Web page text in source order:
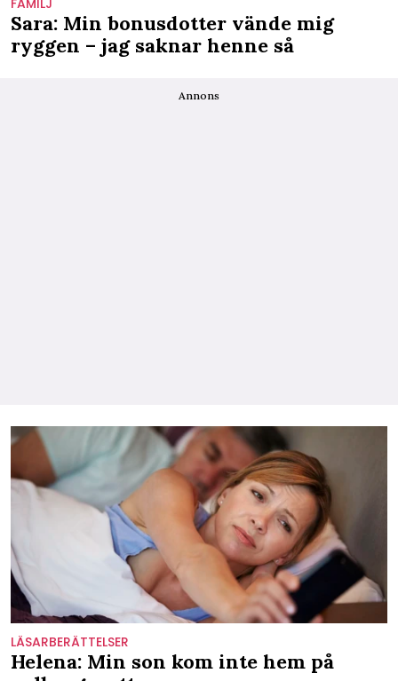
Sara: Min bonusdotter vände mig
ryggen – jag saknar henne så
Annons
LÄSARBERÄTTELSER
Helena: Min son kom inte hem på